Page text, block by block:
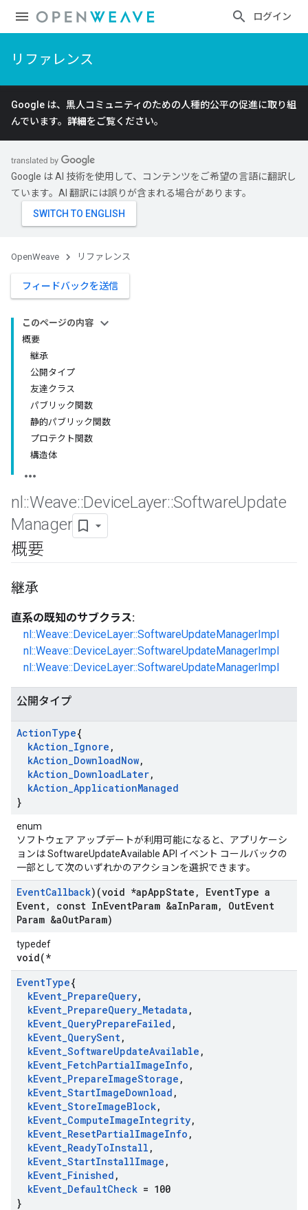
ログイン
リファレンス
Google は、黒人コミュニティのための人種的公平の促進に取り組
んでいます。 詳細をご覧ください。
Google は AI 技術を使用して、コンテンツをご希望の言語に翻訳し
ています。AI 翻訳には誤りが含まれる場合があります。
OpenWeave リファレンス
フィードバックを送信
このページの内容
概要
継承
公開タイプ
友達クラス
パブリック関数
静的パブリック関数
プロテクト関数
構造体
nl ::Weave::DeviceLayer::SoftwareUpdate
Manager
概要
継承
直系の既知のサブクラス:
nl::Weave::DeviceLayer::SoftwareUpdateManagerImpl
nl::Weave::DeviceLayer::SoftwareUpdateManagerImpl
nl::Weave::DeviceLayer::SoftwareUpdateManagerImpl
公開タイプ
ActionType{
kAction_Ignore ,
kAction_DownloadNow,
kAction_DownloadLater,
kAction_ApplicationManaged
}
enum
ソフトウェア アップデートが利用可能になると、アプリケーシ
ョンは SoftwareUpdateAvailable API イベント コールバックの
一部として次のいずれかのアクションを選択できます。
EventCallback)(void *apAppState , EventType a
Event, const InEventParam &aInParam, OutEvent
Param &aOutParam)
typedef
void(*
EventType{
kEvent_PrepareQuery,
kEvent_PrepareQuery_Metadata ,
kEvent_QueryPrepareFailed ,
kEvent_QuerySent,
kEvent_SoftwareUpdateAvailable ,
kEvent_FetchPartialImageInfo ,
kEvent_PrepareImageStorage ,
kEvent_StartImageDownload ,
kEvent_StoreImageBlock,
kEvent_ComputeImageIntegrity,
kEvent_ResetPartialImageInfo ,
kEvent_ReadyToInstall ,
kEvent_StartInstallImage ,
kEvent_Finished ,
kEvent_DefaultCheck = 100
}